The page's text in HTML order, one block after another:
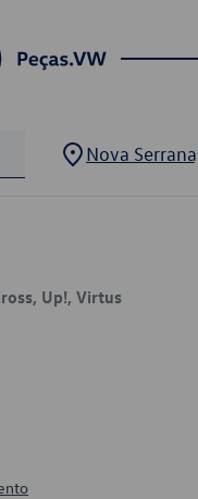
Nova Serrana
Up!, Virtus